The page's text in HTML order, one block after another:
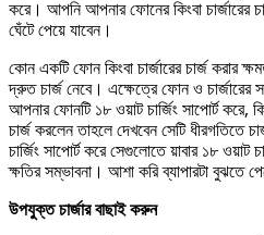
করে। আপনি আপনার ফোনের কিংবা চার্জারের
ঘেঁটে পেয়ে যাবেন।
কোন একটি ফোন কিংবা চার্জারের চার্জ করার
দ্রুত চার্জ নেবে। এক্ষেত্রে ফোন ও
আপনার ফোনটি ১৮ ওয়াট চার্জিং সাপোর্ট করে,
চার্জ করলেন তাহলে দেখবেন সেটি ধীরগতিতে
চার্জিং সাপোর্ট করে সেগুলোতে য়াবার ১৮ ওয়াট
ক্ষতির সম্ভাবনা। আশা করি ব্যাপারটা বুঝতে
উপযুক্ত চার্জার বাছাই করুন